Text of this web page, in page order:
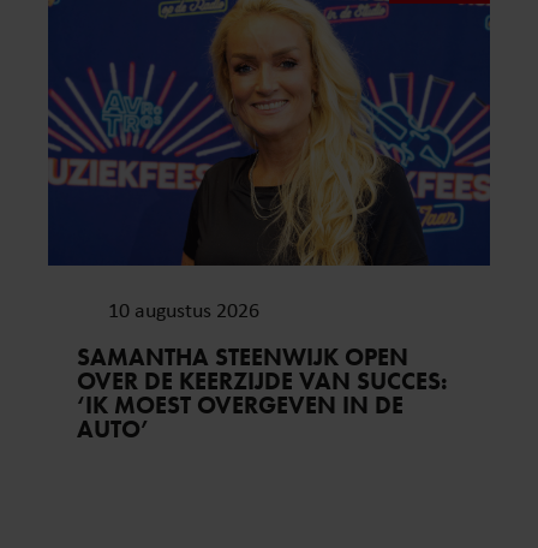
10 augustus 2026
SAMANTHA STEENWIJK OPEN
OVER DE KEERZIJDE VAN SUCCES:
‘IK MOEST OVERGEVEN IN DE
AUTO’